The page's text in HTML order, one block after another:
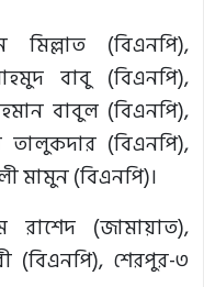
(বিএনপি),
বাবু (বিএনপি),
বাবুল (বিএনপি),
(বিএনপি),
মামুন (বিএনপি)।
(জামায়াত),
(বিএনপি), শেরপুর-৩